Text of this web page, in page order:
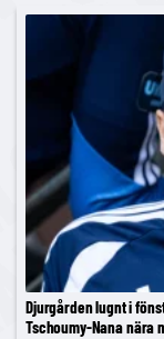
Djurgården lugnt i
Tschoumy-Nana nära